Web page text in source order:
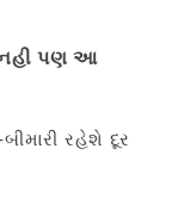
નહી પણ આ